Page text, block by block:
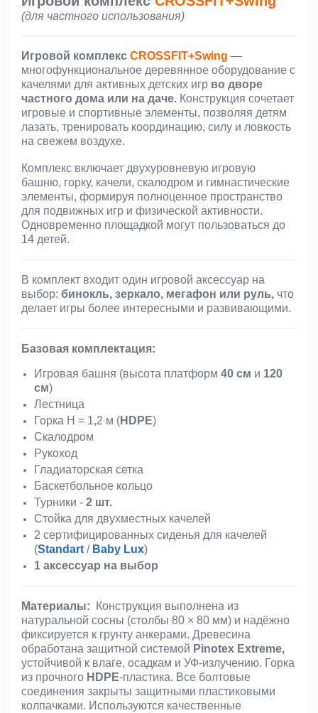
(для частного использования)
Игровой комплекс CROSSFIT+Swing —
многофункциональное деревянное оборудование с
качелями для активных детских игр во дворе
частного дома или на даче. Конструкция сочетает
игровые и спортивные элементы, позволяя детям
лазать, тренировать координацию, силу и ловкость
на свежем воздухе.
Комплекс включает двухуровневую игровую
башню, горку, качели, скалодром и гимнастические
элементы, формируя полноценное пространство
для подвижных игр и физической активности.
Одновременно площадкой могут пользоваться до
14 детей.
В комплект входит один игровой аксессуар на
выбор: бинокль, зеркало, мегафон или руль, что
делает игры более интересными и развивающими.
Базовая комплектация:
Игровая башня (высота платформ 40 см и 120
см)
Лестница
Горка H = 1,2 м (HDPE)
Скалодром
Рукоход
Гладиаторская сетка
Баскетбольное кольцо
Турники - 2 шт.
Стойка для двухместных качелей
2 сертифицированных сиденья для качелей
(Standart / Baby Lux)
1 аксессуар на выбор
Материалы:
Конструкция выполнена из
натуральной сосны (столбы 80 × 80 мм) и надёжно
фиксируется к грунту анкерами. Древесина
обработана защитной системой Pinotex Extreme,
устойчивой к влаге, осадкам и УФ-излучению. Горка
из прочного HDPE-пластика. Все болтовые
соединения закрыты защитными пластиковыми
колпачками. Используются качественные